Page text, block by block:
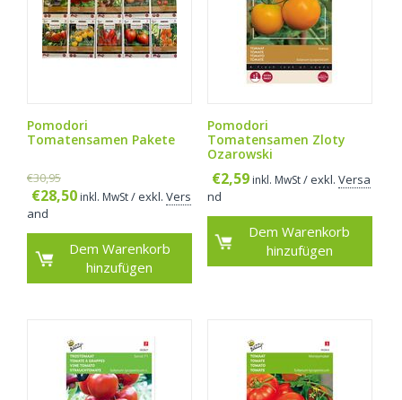
Pomodori
Tomatensamen Pakete
€30,95
€28,50 inkl. MwSt/ exkl. Vers
and
Dem Warenkorb
hinzufügen
Pomodori
Tomatensamen Zloty
Ozarowski
€2,59 inkl. MwSt / exkl. Versa
nd
Dem Warenkorb
hinzufügen